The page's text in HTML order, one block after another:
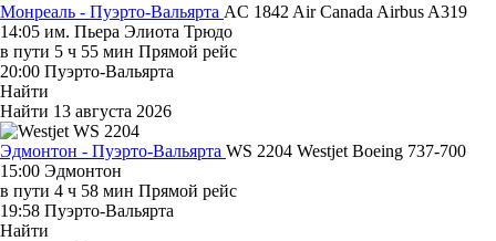
Монреаль - Пуэрто-Вальярта AC 1842 Air Canada Airbus A319
14:05 им. Пьера Элиота Трюдо
в пути 5 ч 55 мин Прямой рейс
20:00 Пуэрто-Вальярта
Найти
Найти 13 августа 2026
Эдмонтон - Пуэрто-Вальярта WS 2204 Westjet Boeing 737-700
15:00 Эдмонтон
в пути 4 ч 58 мин Прямой рейс
19:58 Пуэрто-Вальярта
Найти